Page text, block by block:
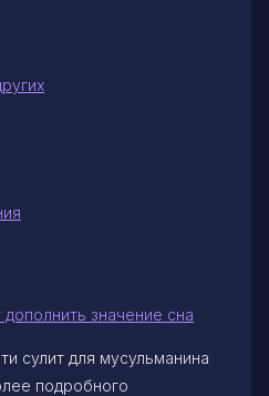
значение сна
сулит для мусульманина
подробного